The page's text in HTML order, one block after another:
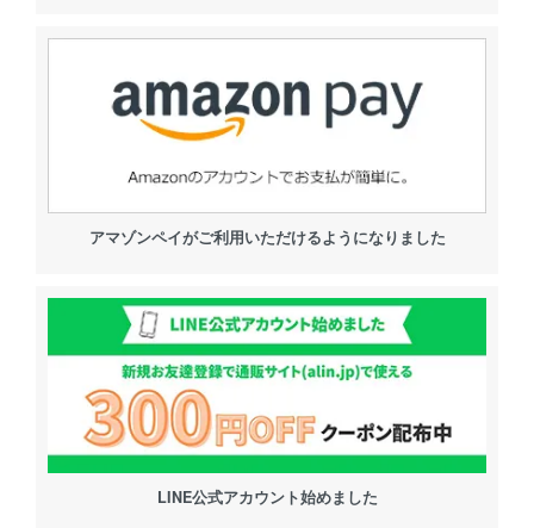
アマゾンペイがご利用いただけるようになりました
LINE公式アカウント始めました